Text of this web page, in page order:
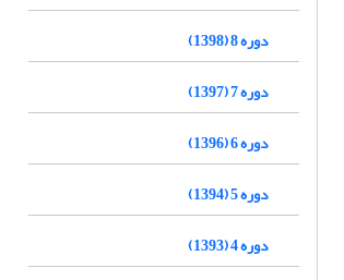
دوره 8 (1398)
دوره 7 (1397)
دوره 6 (1396)
دوره 5 (1394)
دوره 4 (1393)